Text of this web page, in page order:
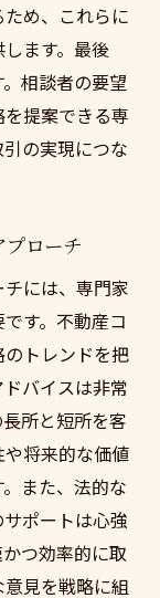
め、これらに
ます。最後
相談者の要望
提案できる専
の実現につな
プローチ
には、専門家
す。不動産コ
トレンドを把
バイスは非常
所と短所を客
将来的な価値
また、法的な
ポートは心強
つ効率的に取
見を戦略に組